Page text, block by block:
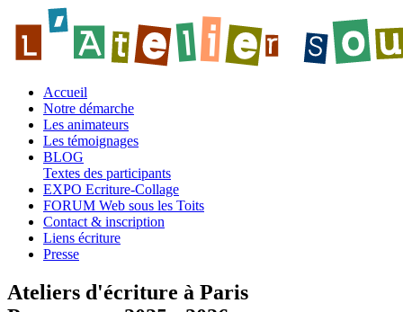
Accueil
Notre démarche
Les animateurs
Les témoignages
BLOG
Textes des participants
EXPO Ecriture-Collage
FORUM Web sous les Toits
Contact & inscription
Liens écriture
Presse
Ateliers d'écriture à Paris